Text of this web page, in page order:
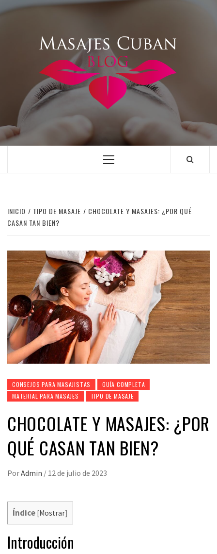
Saltar
Menú
INICIO TIPO DE MASAJE
CHOCOLATE Y MASAJES: ¿POR QUÉ
CASAN TAN BIEN?
CONSEJOS PARA MASAJISTAS
GUÍA COMPLETA
MATERIAL PARA MASAJES
TIPO DE MASAJE
CHOCOLATE Y MASAJES: ¿POR
QUÉ CASAN TAN BIEN?
PorAdmin / 12 de julio de 2023
Índice [Mostrar]
Introducción